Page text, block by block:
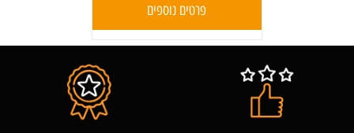
פרטים נוספים